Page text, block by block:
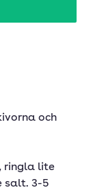
och
ringla lite
salt. 3-5